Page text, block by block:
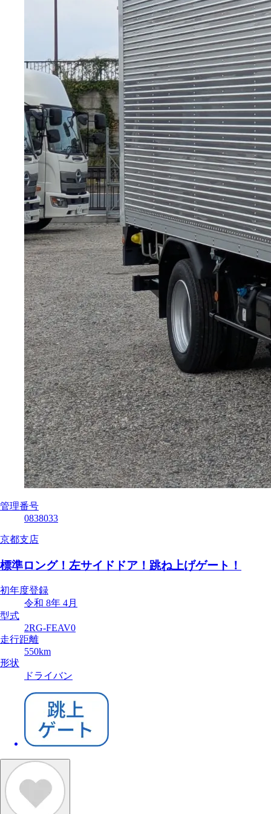
管理番号
0838033
京都支店
標準ロング！左サイドドア！跳ね上げゲート！
初年度登録
令和 8年 4月
型式
2RG-FEAV0
走行距離
550km
形状
ドライバン